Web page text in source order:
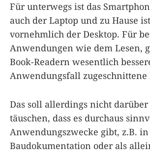
Für unterwegs ist das
auch der Laptop und zu Hause
vornehmlich der Desktop. Für
Anwendungen wie dem Lesen,
Book-Readern wesentlich
Anwendungsfall zugeschnittene
Das soll allerdings nicht
täuschen, dass es durchaus
Anwendungszwecke gibt, z.B.
Baudokumentation oder als